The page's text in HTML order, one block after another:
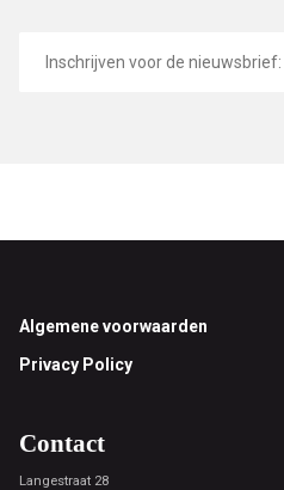
mailadres
Footer
Algemene voorwaarden
Privacy Policy
Contact
Langestraat 28